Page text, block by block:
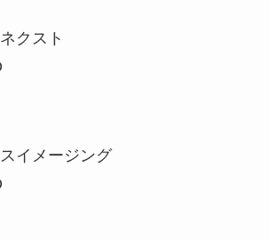
クスト
イメージング